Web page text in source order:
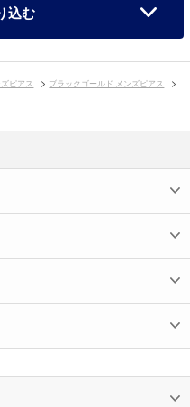
込む
ズピアス
ブラックゴールド メンズピアス